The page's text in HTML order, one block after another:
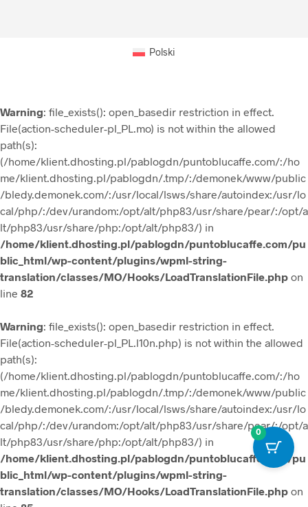
0
Polski
Warning: file_exists(): open_basedir restriction in effect.
File(action-scheduler-pl_PL.mo) is not within the allowed
path(s):
(/home/klient.dhosting.pl/pablogdn/puntoblucaffe.com/:/ho
me/klient.dhosting.pl/pablogdn/.tmp/:/demonek/www/public
/bledy.demonek.com/:/usr/local/lsws/share/autoindex:/usr/lo
cal/php/:/dev/urandom:/opt/alt/php83/usr/share/pear/:/opt/a
lt/php83/usr/share/php:/opt/alt/php83/) in
/home/klient.dhosting.pl/pablogdn/puntoblucaffe.com/pu
blic_html/wp-content/plugins/wpml-string-
translation/classes/MO/Hooks/LoadTranslationFile.php on
line 82
Warning: file_exists(): open_basedir restriction in effect.
File(action-scheduler-pl_PL.l10n.php) is not within the allowed
path(s):
(/home/klient.dhosting.pl/pablogdn/puntoblucaffe.com/:/ho
me/klient.dhosting.pl/pablogdn/.tmp/:/demonek/www/public
/bledy.demonek.com/:/usr/local/lsws/share/autoindex:/usr/lo
cal/php/:/dev/urandom:/opt/alt/php83/usr/share/pear/:/opt/a
lt/php83/usr/share/php:/opt/alt/php83/) in
/home/klient.dhosting.pl/pablogdn/puntoblucaffe.com/pu
blic_html/wp-content/plugins/wpml-string-
translation/classes/MO/Hooks/LoadTranslationFile.php on